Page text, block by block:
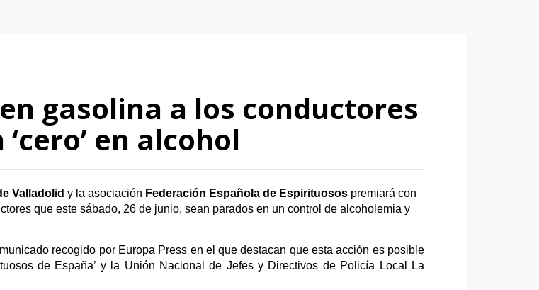
gasolina a los conductores
en alcohol
Valladolid y la asociación Federación Española de Espirituosos premiará con
que este sábado, 26 de junio, sean parados en un control de alcoholemia y
recogido por Europa Press en el que destacan que esta acción es posible
de España’ y la Unión Nacional de Jefes y Directivos de Policía Local La